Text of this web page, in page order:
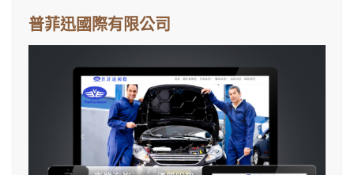
普菲迅國際有限公司